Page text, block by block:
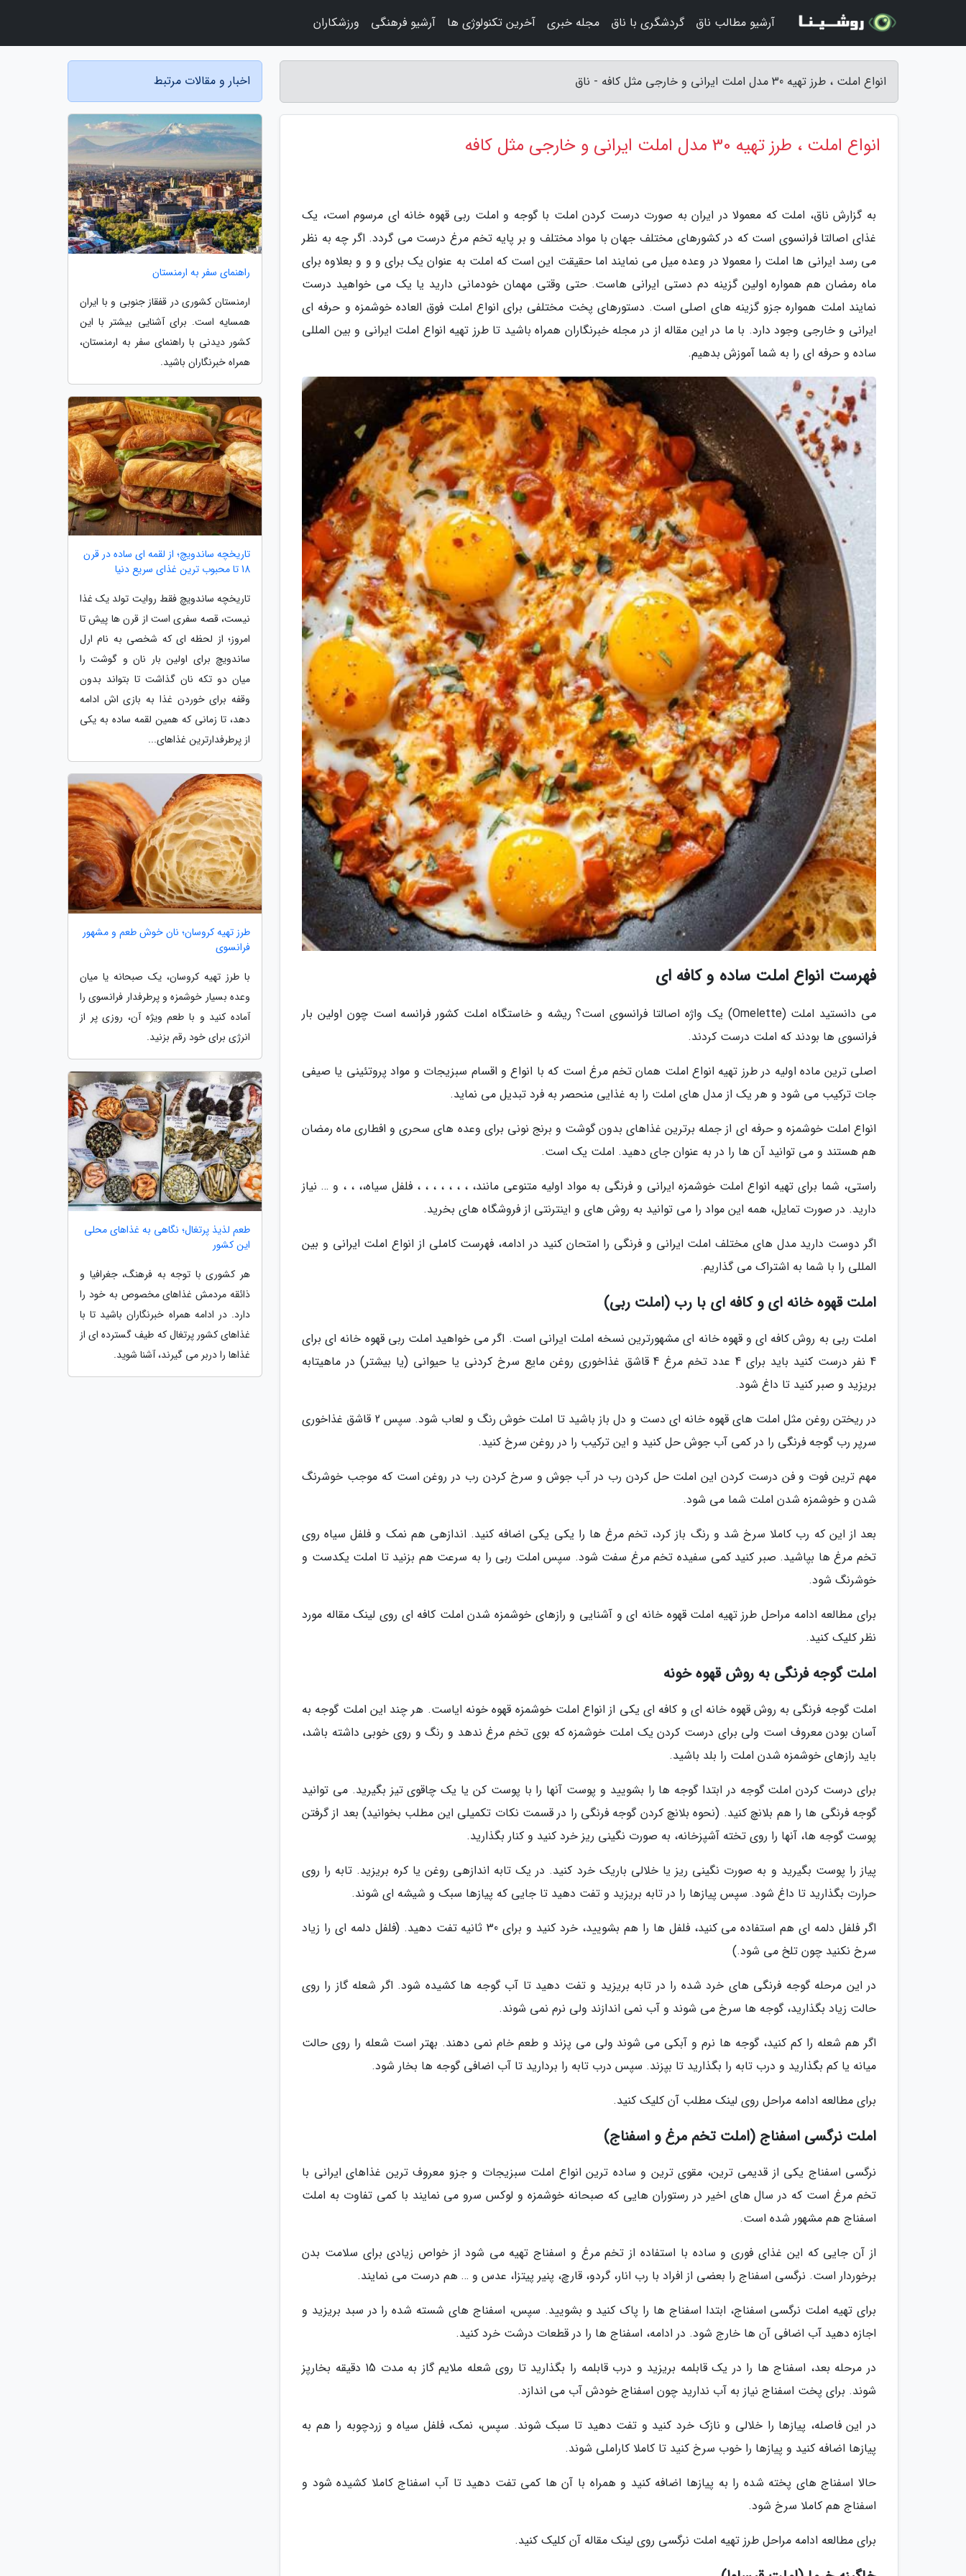
انواع املت ، طرز تهیه 30 مدل املت ایرانی و خارجی مثل کافه - ناق
انواع املت ، طرز تهیه 30 مدل املت ایرانی و خارجی مثل کافه
به گزارش ناق، املت که معمولا در ایران به صورت درست کردن املت با گوجه و املت ربی قهوه خانه ای مرسوم است، یک
غذای اصالتا فرانسوی است که در کشورهای مختلف جهان با مواد مختلف و بر پایه تخم مرغ درست می گردد. اگر چه به نظر
می رسد ایرانی ها املت را معمولا در وعده میل می نمایند اما حقیقت این است که املت به عنوان یک برای و و و بعلاوه برای
ماه رمضان هم همواره اولین گزینه دم دستی ایرانی هاست. حتی وقتی مهمان خودمانی دارید یا یک می خواهید درست
نمایند املت همواره جزو گزینه های اصلی است. دستورهای پخت مختلفی برای انواع املت فوق العاده خوشمزه و حرفه ای
ایرانی و خارجی وجود دارد. با ما در این مقاله از در مجله خبرنگاران همراه باشید تا طرز تهیه انواع املت ایرانی و بین المللی
ساده و حرفه ای را به شما آموزش بدهیم.
فهرست انواع املت ساده و کافه ای
می دانستید املت (Omelette) یک واژه اصالتا فرانسوی است؟ ریشه و خاستگاه املت کشور فرانسه است چون اولین بار
فرانسوی ها بودند که املت درست کردند.
اصلی ترین ماده اولیه در طرز تهیه انواع املت همان تخم مرغ است که با انواع و اقسام سبزیجات و مواد پروتئینی یا صیفی
جات ترکیب می شود و هر یک از مدل های املت را به غذایی منحصر به فرد تبدیل می نماید.
انواع املت خوشمزه و حرفه ای از جمله برترین غذاهای بدون گوشت و برنج نونی برای وعده های سحری و افطاری ماه رمضان
هم هستند و می توانید آن ها را در به عنوان جای دهید. املت یک است.
راستی، شما برای تهیه انواع املت خوشمزه ایرانی و فرنگی به مواد اولیه متنوعی مانند، ، ، ، ، ، ، ، فلفل سیاه،، ، ، و … نیاز
دارید. در صورت تمایل، همه این مواد را می توانید به روش های و اینترنتی از فروشگاه های بخرید.
اگر دوست دارید مدل های مختلف املت ایرانی و فرنگی را امتحان کنید در ادامه، فهرست کاملی از انواع املت ایرانی و بین
المللی را با شما به اشتراک می گذاریم.
املت قهوه خانه ای و کافه ای با رب (املت ربی)
املت ربی به روش کافه ای و قهوه خانه ای مشهورترین نسخه املت ایرانی است. اگر می خواهید املت ربی قهوه خانه ای برای
4 نفر درست کنید باید برای 4 عدد تخم مرغ 4 قاشق غذاخوری روغن مایع سرخ کردنی یا حیوانی (یا بیشتر) در ماهیتابه
بریزید و صبر کنید تا داغ شود.
در ریختن روغن مثل املت های قهوه خانه ای دست و دل باز باشید تا املت خوش رنگ و لعاب شود. سپس 2 قاشق غذاخوری
سرپر رب گوجه فرنگی را در کمی آب جوش حل کنید و این ترکیب را در روغن سرخ کنید.
مهم ترین فوت و فن درست کردن این املت حل کردن رب در آب جوش و سرخ کردن رب در روغن است که موجب خوشرنگ
شدن و خوشمزه شدن املت شما می شود.
بعد از این که رب کاملا سرخ شد و رنگ باز کرد، تخم مرغ ها را یکی یکی اضافه کنید. اندازهی هم نمک و فلفل سیاه روی
تخم مرغ ها بپاشید. صبر کنید کمی سفیده تخم مرغ سفت شود. سپس املت ربی را به سرعت هم بزنید تا املت یکدست و
خوشرنگ شود.
برای مطالعه ادامه مراحل طرز تهیه املت قهوه خانه ای و آشنایی و رازهای خوشمزه شدن املت کافه ای روی لینک مقاله مورد
نظر کلیک کنید.
املت گوجه فرنگی به روش قهوه خونه
املت گوجه فرنگی به روش قهوه خانه ای و کافه ای یکی از انواع املت خوشمزه قهوه خونه ایاست. هر چند این املت گوجه به
آسان بودن معروف است ولی برای درست کردن یک املت خوشمزه که بوی تخم مرغ ندهد و رنگ و روی خوبی داشته باشد،
باید رازهای خوشمزه شدن املت را بلد باشید.
برای درست کردن املت گوجه در ابتدا گوجه ها را بشویید و پوست آنها را با پوست کن یا یک چاقوی تیز بگیرید. می توانید
گوجه فرنگی ها را هم بلانچ کنید. (نحوه بلانچ کردن گوجه فرنگی را در قسمت نکات تکمیلی این مطلب بخوانید) بعد از گرفتن
پوست گوجه ها، آنها را روی تخته آشپزخانه، به صورت نگینی ریز خرد کنید و کنار بگذارید.
پیاز را پوست بگیرید و به صورت نگینی ریز یا خلالی باریک خرد کنید. در یک تابه اندازهی روغن یا کره بریزید. تابه را روی
حرارت بگذارید تا داغ شود. سپس پیازها را در تابه بریزید و تفت دهید تا جایی که پیازها سبک و شیشه ای شوند.
اگر فلفل دلمه ای هم استفاده می کنید، فلفل ها را هم بشویید، خرد کنید و برای 30 ثانیه تفت دهید. (فلفل دلمه ای را زیاد
سرخ نکنید چون تلخ می شود.)
در این مرحله گوجه فرنگی های خرد شده را در تابه بریزید و تفت دهید تا آب گوجه ها کشیده شود. اگر شعله گاز را روی
حالت زیاد بگذارید، گوجه ها سرخ می شوند و آب نمی اندازند ولی نرم نمی شوند.
اگر هم شعله را کم کنید، گوجه ها نرم و آبکی می شوند ولی می پزند و طعم خام نمی دهند. بهتر است شعله را روی حالت
میانه یا کم بگذارید و درب تابه را بگذارید تا بپزند. سپس درب تابه را بردارید تا آب اضافی گوجه ها بخار شود.
برای مطالعه ادامه مراحل روی لینک مطلب آن کلیک کنید.
املت نرگسی اسفناج (املت تخم مرغ و اسفناج)
نرگسی اسفناج یکی از قدیمی ترین، مقوی ترین و ساده ترین انواع املت سبزیجات و جزو معروف ترین غذاهای ایرانی با
تخم مرغ است که در سال های اخیر در رستوران هایی که صبحانه خوشمزه و لوکس سرو می نمایند با کمی تفاوت به املت
اسفناج هم مشهور شده است.
از آن جایی که این غذای فوری و ساده با استفاده از تخم مرغ و اسفناج تهیه می شود از خواص زیادی برای سلامت بدن
برخوردار است. نرگسی اسفناج را بعضی از افراد با رب انار، گردو، قارچ، پنیر پیتزا، عدس و … هم درست می نمایند.
برای تهیه املت نرگسی اسفناج، ابتدا اسفناج ها را پاک کنید و بشویید. سپس، اسفناج های شسته شده را در سبد بریزید و
اجازه دهید آب اضافی آن ها خارج شود. در ادامه، اسفناج ها را در قطعات درشت خرد کنید.
در مرحله بعد، اسفناج ها را در یک قابلمه بریزید و درب قابلمه را بگذارید تا روی شعله ملایم گاز به مدت 15 دقیقه بخارپز
شوند. برای پخت اسفناج نیاز به آب ندارید چون اسفناج خودش آب می اندازد.
در این فاصله، پیازها را خلالی و نازک خرد کنید و تفت دهید تا سبک شوند. سپس، نمک، فلفل سیاه و زردچوبه را هم به
پیازها اضافه کنید و پیازها را خوب سرخ کنید تا کاملا کاراملی شوند.
حالا اسفناج های پخته شده را به پیازها اضافه کنید و همراه با آن ها کمی تفت دهید تا آب اسفناج کاملا کشیده شود و
اسفناج هم کاملا سرخ شود.
برای مطالعه ادامه مراحل طرز تهیه املت نرگسی روی لینک مقاله آن کلیک کنید.
اخبار و مقالات مرتبط
راهنمای سفر به ارمنستان
ارمنستان کشوری در قفقاز جنوبی و با ایران
همسایه است. برای آشنایی بیشتر با این
کشور دیدنی با راهنمای سفر به ارمنستان،
همراه خبرنگاران باشید.
تاریخچه ساندویچ؛ از لقمه ای ساده در قرن
18 تا محبوب ترین غذای سریع دنیا
تاریخچه ساندویچ فقط روایت تولد یک غذا
نیست، قصه سفری است از قرن ها پیش تا
امروز؛ از لحظه ای که شخصی به نام ارل
ساندویچ برای اولین بار نان و گوشت را
میان دو تکه نان گذاشت تا بتواند بدون
وقفه برای خوردن غذا به بازی اش ادامه
دهد، تا زمانی که همین لقمه ساده به یکی
از پرطرفدارترین غذاهای...
طرز تهیه کروسان؛ نان خوش طعم و مشهور
فرانسوی
با طرز تهیه کروسان، یک صبحانه یا میان
وعده بسیار خوشمزه و پرطرفدار فرانسوی را
آماده کنید و با طعم ویژه آن، روزی پر از
انرژی برای خود رقم بزنید.
طعم لذیذ پرتغال؛ نگاهی به غذاهای محلی
این کشور
هر کشوری با توجه به فرهنگ، جغرافیا و
ذائقه مردمش غذاهای مخصوص به خود را
دارد. در ادامه همراه خبرنگاران باشید تا با
غذاهای کشور پرتغال که طیف گسترده ای از
غذاها را دربر می گیرند، آشنا شوید.
آرشیو مطالب ناق گردشگری با ناق مجله خبری آخرین تکنولوژی ها آرشیو فرهنگی ورزشکاران